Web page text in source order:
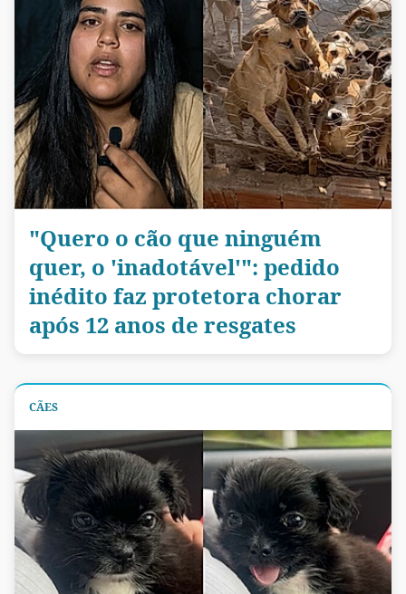
"Quero o cão que ninguém
quer, o 'inadotável'": pedido
inédito faz protetora chorar
após 12 anos de resgates
CÃES